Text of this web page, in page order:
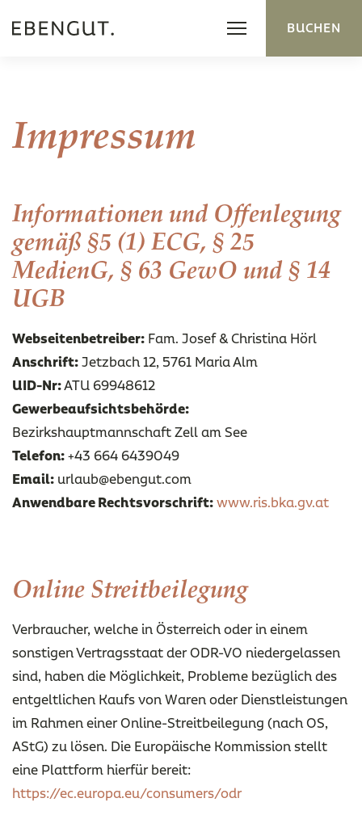
to
BUCHEN
Impressum
Informationen und Offenlegung
gemäß §5 (1) ECG, § 25
MedienG, § 63 GewO und § 14
UGB
Webseitenbetreiber: Fam. Josef & Christina Hörl
Anschrift:Jetzbach 12, 5761 Maria Alm
UID-Nr:ATU 69948612
Gewerbeaufsichtsbehörde:
Bezirkshauptmannschaft Zell am See
Telefon:+43 664 6439049
Email: urlaub@ebengut.com
Anwendbare Rechtsvorschrift:www.ris.bka.gv.at
Online Streitbeilegung
Verbraucher, welche in Österreich oder in einem
sonstigen Vertragsstaat der ODR-VO niedergelassen
sind, haben die Möglichkeit, Probleme bezüglich des
entgeltlichen Kaufs von Waren oder Dienstleistungen
im Rahmen einer Online-Streitbeilegung (nach OS,
AStG) zu lösen. Die Europäische Kommission stellt
eine Plattform hierfür bereit:
https://ec.europa.eu/consumers/odr